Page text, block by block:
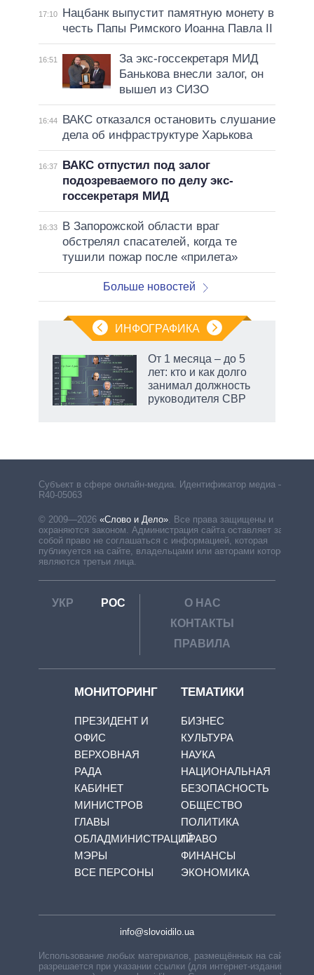
17:10
Нацбанк выпустит памятную монету в
честь Папы Римского Иоанна Павла II
16:51
За экс-госсекретаря МИД
Банькова внесли залог, он
вышел из СИЗО
16:44
ВАКС отказался остановить слушание
дела об инфраструктуре Харькова
16:37
ВАКС отпустил под залог
подозреваемого по делу экс-
госсекретаря МИД
16:33
В Запорожской области враг
обстрелял спасателей, когда те
тушили пожар после «прилета»
Больше новостей
ИНФОГРАФИКА
От 1 месяца – до 5
лет: кто и как долго
занимал должность
руководителя СВР
Субъект в сфере онлайн-медиа. Идентификатор медиа –
R40-05063
© 2009—2026 «Слово и Дело» Все права защищены и
охраняются законом. Администрация сайта оставляет за
собой право не соглашаться с информацией, которая
публикуется на сайте, владельцами или авторами которой
являются третьи лица.
УКР РОС
О НАС
КОНТАКТЫ
ПРАВИЛА
МОНИТОРИНГ
ПРЕЗИДЕНТ И
ОФИС
ВЕРХОВНАЯ
РАДА
КАБИНЕТ
МИНИСТРОВ
ГЛАВЫ
ОБЛАДМИНИСТРАЦИЙ
МЭРЫ
ВСЕ ПЕРСОНЫ
ТЕМАТИКИ
БИЗНЕС
КУЛЬТУРА
НАУКА
НАЦИОНАЛЬНАЯ
БЕЗОПАСНОСТЬ
ОБЩЕСТВО
ПОЛИТИКА
ПРАВО
ФИНАНСЫ
ЭКОНОМИКА
info@slovoidilo.ua
Использование любых материалов, размещённых на сайте,
разрешается при указании ссылки (для интернет-изданий —